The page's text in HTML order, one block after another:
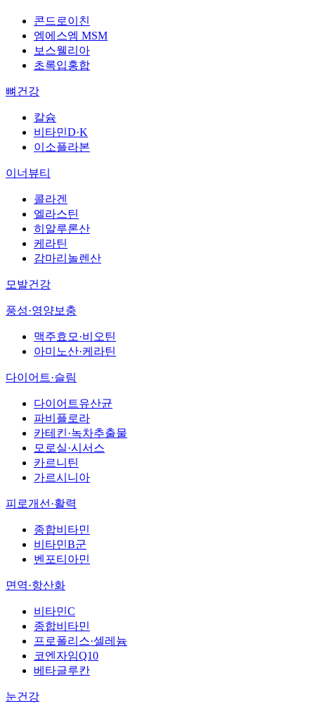
콘드로이친
엠에스엠 MSM
보스웰리아
초록입홍합
뼈건강
칼슘
비타민D·K
이소플라본
이너뷰티
콜라겐
엘라스틴
히알루론산
케라틴
감마리놀렌산
모발건강
풍성·영양보충
맥주효모·비오틴
아미노산·케라틴
다이어트·슬림
다이어트유산균
파비플로라
카테킨·녹차추출물
모로실·시서스
카르니틴
가르시니아
피로개선·활력
종합비타민
비타민B군
벤포티아민
면역·항산화
비타민C
종합비타민
프로폴리스·셀레늄
코엔자임Q10
베타글루칸
눈건강